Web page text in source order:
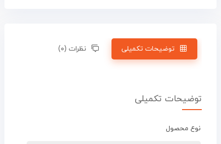
توضیحات تکمیلی نظرات (۰)
توضیحات تکمیلی
نوع محصول